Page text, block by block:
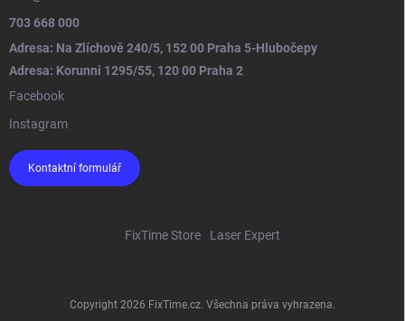
703 668 000
Adresa: Na Zlíchově 240/5, 152 00 Praha 5-Hlubočepy
Adresa: Korunni 1295/55, 120 00 Praha 2
Facebook
Instagram
Kontaktní formulář
FixTime Store Laser Expert
Copyright 2026 FixTime.cz . Všechna práva vyhrazena.